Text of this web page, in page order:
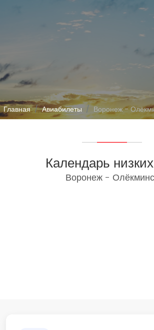
Главная Авиабилеты Воронеж -
Календарь
Воронеж -